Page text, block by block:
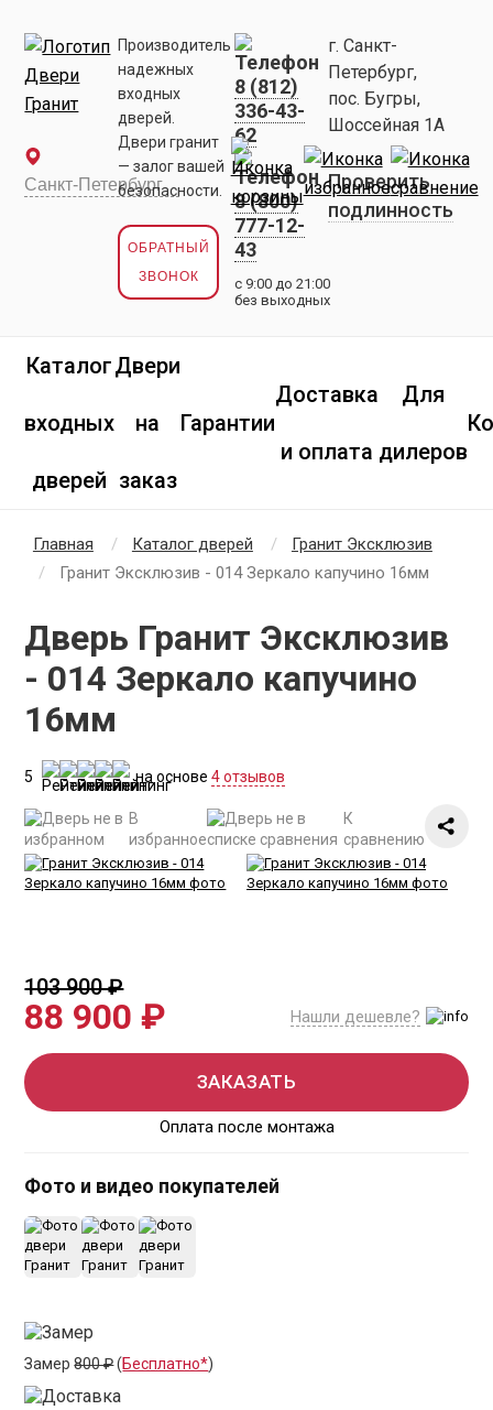
Производитель
надежных
входных
дверей.
Двери гранит
— залог вашей
безопасности.
ОБРАТНЫЙ
ЗВОНОК
8 (812)
336-43-
62
8 (800)
777-12-
43
с 9:00 до 21:00
без выходных
г. Санкт-
Петербург,
пос. Бугры,
Шоссейная 1А
Проверить
подлинность
Каталог
входных
дверей
Двери
на
заказ
Гарантии
Доставка
и оплата
Для
дилеров
Главная Каталог дверей
Гранит Эксклюзив
Гранит Эксклюзив - 014 Зеркало капучино 16мм
Дверь Гранит Эксклюзив
- 014 Зеркало капучино
16мм
5 на основе4 отзывов
В
избранное
К
сравнению
103 900 ₽
88 900 ₽ Нашли дешевле?
ЗАКАЗАТЬ
Оплата после монтажа
Фото и видео покупателей
Замер800 ₽(Бесплатно*)